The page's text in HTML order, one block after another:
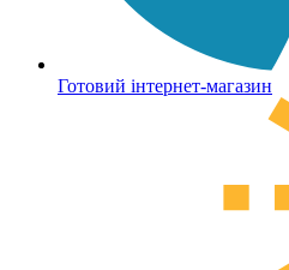
Готовий інтернет-магазин